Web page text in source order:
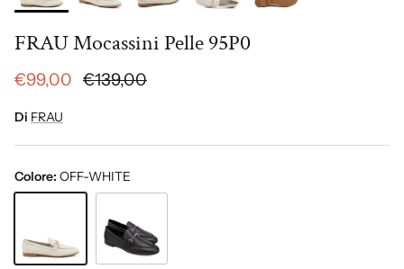
FRAU Mocassini Pelle 95P0
€99,00 €139,00
Di FRAU
Colore: OFF-WHITE